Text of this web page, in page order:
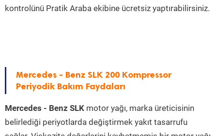
kontrolünü Pratik Araba ekibine ücretsiz yaptırabilirsiniz.
Mercedes - Benz SLK 200 Kompressor
Periyodik Bakım Faydaları
Mercedes - Benz SLK motor yağı, marka üreticisinin
belirlediği periyotlarda değiştirmek yakıt tasarrufu